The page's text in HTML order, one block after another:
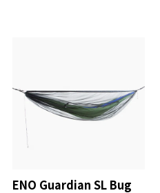
ENO Guardian SL Bug